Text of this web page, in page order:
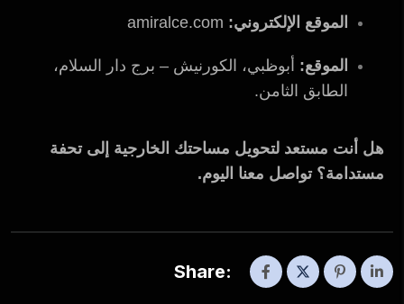
الموقع الإلكتروني:
الموقع: أبوظبي، الكورنيش – برج دار السلام،
الطابق الثامن.
هل أنت مستعد لتحويل مساحتك الخارجية إلى تحفة
مستدامة؟ تواصل معنا اليوم.
Share: